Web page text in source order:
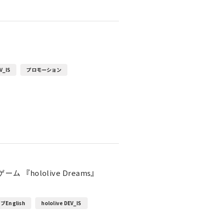
プロモーション
ーム 『hololive Dreams』
ブEnglish hololive DEV_IS